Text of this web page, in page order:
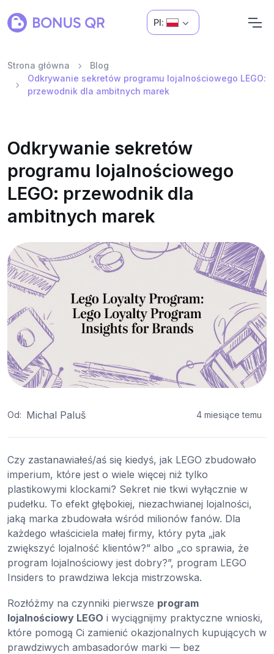
Pl:
Strona główna
Blog
Odkrywanie sekretów programu lojalnościowego LEGO:
przewodnik dla ambitnych marek
Odkrywanie sekretów
programu lojalnościowego
LEGO: przewodnik dla
ambitnych marek
Od: Michal Paluš 4 miesiące temu
Czy zastanawiałeś/aś się kiedyś, jak LEGO zbudowało
imperium, które jest o wiele więcej niż tylko
plastikowymi klockami? Sekret nie tkwi wyłącznie w
pudełku. To efekt głębokiej, niezachwianej lojalności,
jaką marka zbudowała wśród milionów fanów. Dla
każdego właściciela małej firmy, który pyta „jak
zwiększyć lojalność klientów?” albo „co sprawia, że
program lojalnościowy jest dobry?”, program LEGO
Insiders to prawdziwa lekcja mistrzowska.
Rozłóżmy na czynniki pierwsze program
lojalnościowy LEGO i wyciągnijmy praktyczne wnioski,
które pomogą Ci zamienić okazjonalnych kupujących w
prawdziwych ambasadorów marki — bez